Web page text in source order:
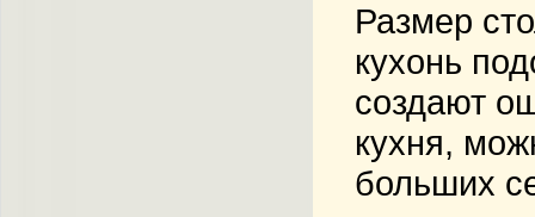
Размер
кухонь
создают
кухня,
больших